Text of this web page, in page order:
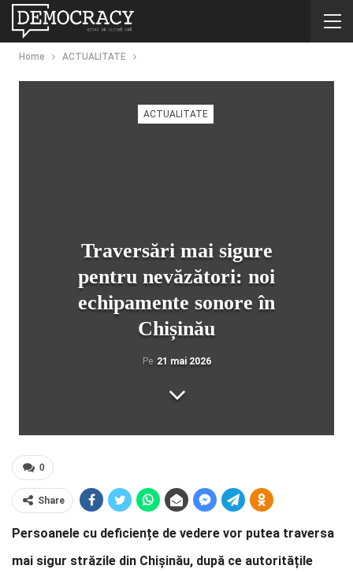
Home ACTUALITATE
ACTUALITATE
Traversări mai sigure
pentru nevăzători: noi
echipamente sonore în
Chișinău
Pe 21 mai 2026
0
Share
Persoanele cu deficiențe de vedere vor putea traversa
mai sigur străzile din Chișinău, după ce autoritățile